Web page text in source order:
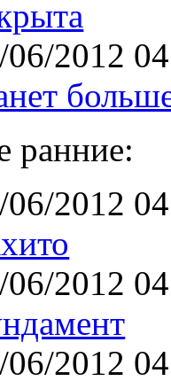
06/2012
ранние:
06/2012
06/2012
06/2012